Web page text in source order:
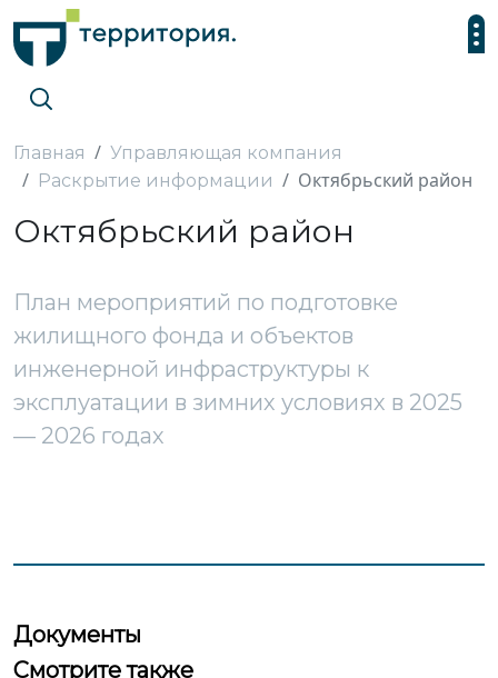
Главная
Управляющая компания
Раскрытие информации
Октябрьский район
Октябрьский район
План мероприятий по подготовке
жилищного фонда и объектов
инженерной инфраструктуры к
эксплуатации в зимних условиях в 2025
— 2026 годах
Документы
Смотрите также